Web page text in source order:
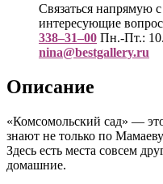
Связаться напрямую
интересующие
338–31–00 Пн.-Пт.:
nina@bestgallery.ru
Описание
«Комсомольский сад» —
знают не только по
Здесь есть места совсем
домашние.